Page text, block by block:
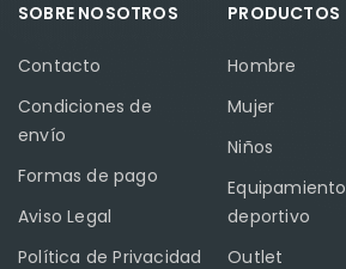
SOBRE NOSOTROS
Contacto
Condiciones de
envío
Formas de pago
Aviso Legal
Política de Privacidad
PRODUCTOS
Hombre
Mujer
Niños
Equipamiento
deportivo
Outlet